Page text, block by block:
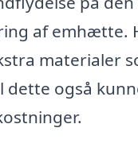
af emhætte.
materialer
dette også